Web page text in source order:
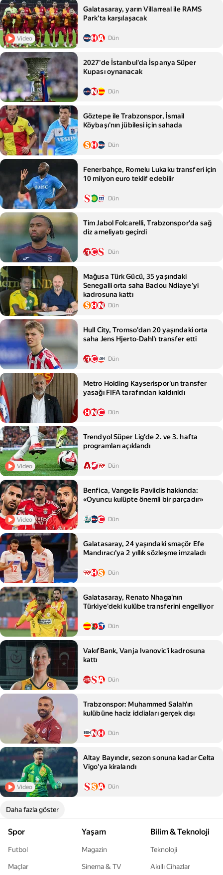
Video
Galatasaray, yarın Villarreal ile RAMS
Park'ta karşılaşacak
Dün
2027'de İstanbul'da İspanya Süper
Kupası oynanacak
Dün
Göztepe ile Trabzonspor, İsmail
Köybaşı'nın jübilesi için sahada
Dün
Fenerbahçe, Romelu Lukaku transferi için
10 milyon euro teklif edebilir
Dün
Tim Jabol Folcarelli, Trabzonspor'da sağ
diz ameliyatı geçirdi
Dün
Mağusa Türk Gücü, 35 yaşındaki
Senegalli orta saha Badou Ndiaye'yi
kadrosuna kattı
Dün
Hull City, Tromso'dan 20 yaşındaki orta
saha Jens Hjerto-Dahl'ı transfer etti
Dün
Metro Holding Kayserispor'un transfer
yasağı FIFA tarafından kaldırıldı
Dün
Video
Trendyol Süper Lig'de 2. ve 3. hafta
programları açıklandı
Dün
Video
Benfica, Vangelis Pavlidis hakkında:
«Oyuncu kulüpte önemli bir parçadır»
Dün
Galatasaray, 24 yaşındaki smaçör Efe
Mandıracı'ya 2 yıllık sözleşme imzaladı
Dün
Galatasaray, Renato Nhaga'nın
Türkiye'deki kulübe transferini engelliyor
Dün
VakıfBank, Vanja Ivanovic'i kadrosuna
kattı
Dün
Trabzonspor: Muhammed Salah'ın
kulübüne haciz iddiaları gerçek dışı
Dün
Video
Altay Bayındır, sezon sonuna kadar Celta
Vigo'ya kiralandı
Dün
Daha fazla göster
Spor
Futbol
Maçlar
Yaşam
Magazin
Sinema & TV
Bilim & Teknoloji
Teknoloji
Akıllı Cihazlar